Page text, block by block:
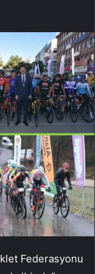
Federasyonu